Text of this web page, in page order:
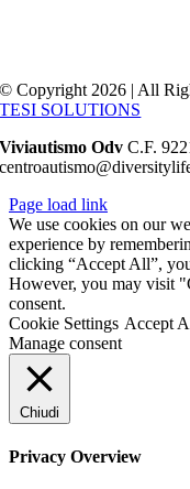
© Copyright 2026 | All
TESI SOLUTIONS
Viviautismo Odv C.F.
Page load link
We use cookies on our
experience by
clicking “Accept All”,
However, you may visit
consent.
Cookie Settings Accept
Manage consent
Chiudi
Privacy Overview